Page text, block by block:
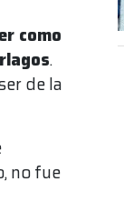
como
.
de la
no fue